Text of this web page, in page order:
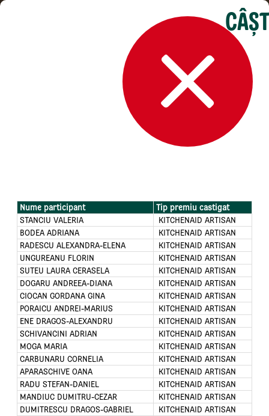
ÎMPARTE MAGIA,
dăruiește bucuria!
Nume participant
Tip premiu castigat
STANCIU VALERIA
KITCHENAID ARTISAN
BODEA ADRIANA
KITCHENAID ARTISAN
RADESCU ALEXANDRA-ELENA
KITCHENAID ARTISAN
UNGUREANU FLORIN
KITCHENAID ARTISAN
SUTEU LAURA CERASELA
KITCHENAID ARTISAN
DOGARU ANDREEA-DIANA
KITCHENAID ARTISAN
CIOCAN GORDANA GINA
KITCHENAID ARTISAN
PORAICU ANDREI-MARIUS
KITCHENAID ARTISAN
ENE DRAGOS-ALEXANDRU
KITCHENAID ARTISAN
SCHIVANCINI ADRIAN
KITCHENAID ARTISAN
MOGA MARIA
KITCHENAID ARTISAN
CARBUNARU CORNELIA
KITCHENAID ARTISAN
APARASCHIVE OANA
KITCHENAID ARTISAN
RADU STEFAN-DANIEL
KITCHENAID ARTISAN
MANDIUC DUMITRU-CEZAR
KITCHENAID ARTISAN
DUMITRESCU DRAGOS-GABRIEL
KITCHENAID ARTISAN
×